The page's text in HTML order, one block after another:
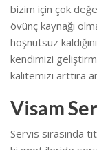
bizim için çok
övünç kaynağı
hoşnutsuz
kendimizi
kalitemizi arttıra
Visam
Servis sırasında